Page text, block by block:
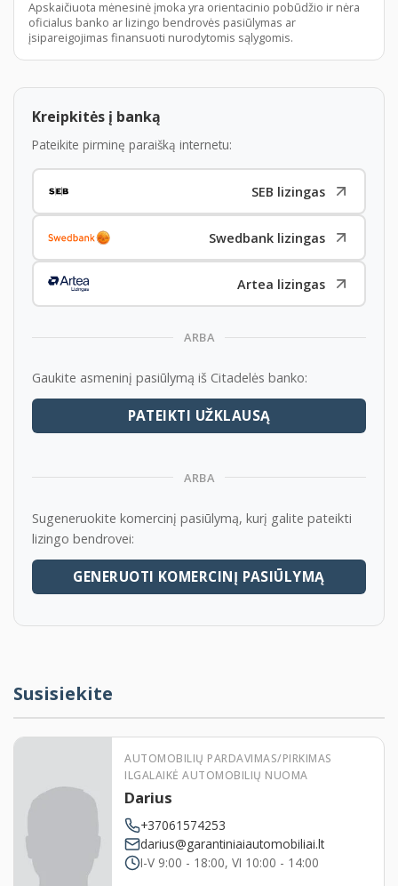
stabilumo valdymo sistema (VSM), TPMS- Padangų
slėgio davikliai, Automatinis durų užraktas pradėjus
važiuoti, Priekinės ir šoninės oro pagalvės ir
užraktas, „Start/Stop“ sistema, Galinio vaizdo kamera,
USB jungtys, „Bluetooth“ laisvų rankų įranga, Garso
sistema su 7“ lietimui jauriu monitoriumi (su radijas,
RDS ir WIFI funkcija, Apple CarPlay/Android Auto
jungtys), 7 metų garantija.
Galima pirkti lizingu per Jūsų pasirinktą lizingo
bendrovę. Išskirtinės finansavimo sąlygos SEB ir
Swedbank bankuose.
Šiam automobiliui SEB banke bus taikomos
galioja įsigyjant automobilius iš patvirtintų turto
pardavėjų sąrašo.
https://www.seb.lt/privatiems/kreditai/lizingas-
https://www.swedbank.lt/private/credit/leasing/
Perkant lizingu pasirūpinsime automobilio
perregistravimu.
Neturite laiko ar galimybių atvykti apžiūrėti
automobilio?
nurodytu adresu (taikomas papildomas mokestis).
Kaina galutinė, nėra jokių papildomų mokesčių
(išskyrus taršos mokestį, jei toks taikomas).
www.GarantiniaiAutomobiliai.lt
PAGALBA PARDUODANT JŪSŲ AUTOMOBILĮ
Apskaičiuota mėnesinė įmoka yra orientacinio pobūdžio ir nėra
oficialus banko ar lizingo bendrovės pasiūlymas ar
įsipareigojimas finansuoti nurodytomis sąlygomis.
Kreipkitės į banką
Pateikite pirminę paraišką internetu:
SEB lizingas
Swedbank lizingas
Artea lizingas
ARBA
Gaukite asmeninį pasiūlymą iš Citadelės banko:
PATEIKTI UŽKLAUSĄ
ARBA
Sugeneruokite komercinį pasiūlymą, kurį galite pateikti
lizingo bendrovei:
GENERUOTI KOMERCINĮ PASIŪLYMĄ
Susisiekite
AUTOMOBILIŲ PARDAVIMAS/PIRKIMAS
ILGALAIKĖ AUTOMOBILIŲ NUOMA
Darius
+37061574253
darius@garantiniaiautomobiliai.lt
I-V 9:00 - 18:00, VI 10:00 - 14:00